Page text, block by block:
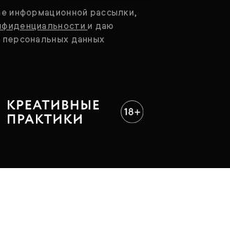
информационной рассылки,
и даю
данных